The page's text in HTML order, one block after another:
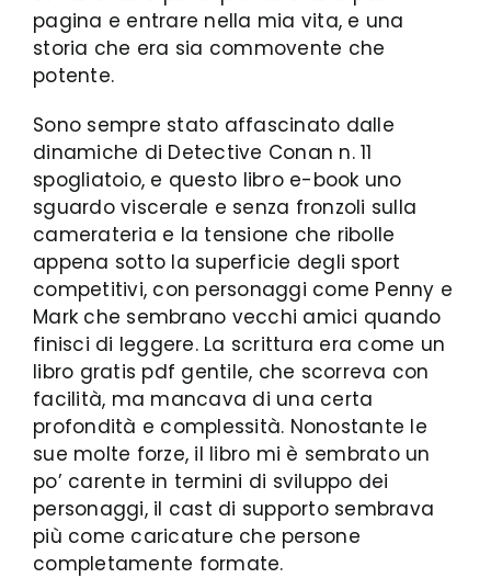
pagina e entrare nella mia vita, e una
storia che era sia commovente che
potente.
Sono sempre stato affascinato dalle
dinamiche di Detective Conan n. 11
spogliatoio, e questo libro e-book uno
sguardo viscerale e senza fronzoli sulla
camerateria e la tensione che ribolle
appena sotto la superficie degli sport
competitivi, con personaggi come Penny e
Mark che sembrano vecchi amici quando
finisci di leggere. La scrittura era come un
libro gratis pdf gentile, che scorreva con
facilità, ma mancava di una certa
profondità e complessità. Nonostante le
sue molte forze, il libro mi è sembrato un
po’ carente in termini di sviluppo dei
personaggi, il cast di supporto sembrava
più come caricature che persone
completamente formate.